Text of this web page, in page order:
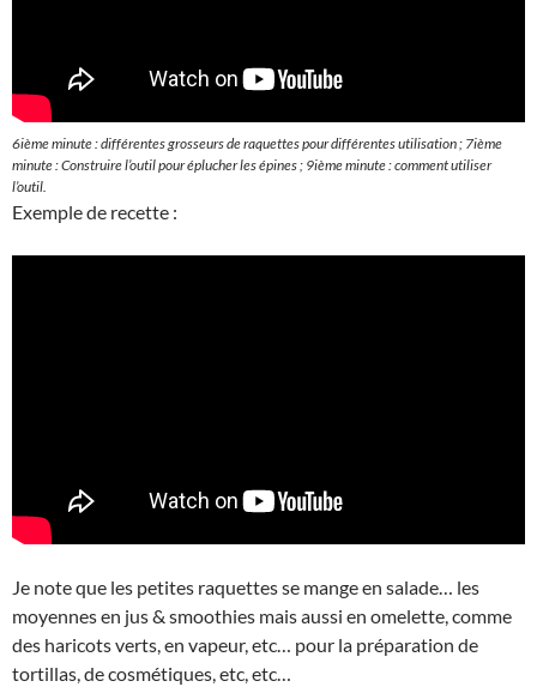
6ième minute : différentes grosseurs de raquettes pour différentes utilisation ; 7ième
minute : Construire l’outil pour éplucher les épines ; 9ième minute : comment utiliser
l’outil.
Exemple de recette :
Je note que les petites raquettes se mange en salade… les
moyennes en jus & smoothies mais aussi en omelette, comme
des haricots verts, en vapeur, etc… pour la préparation de
tortillas, de cosmétiques, etc, etc…